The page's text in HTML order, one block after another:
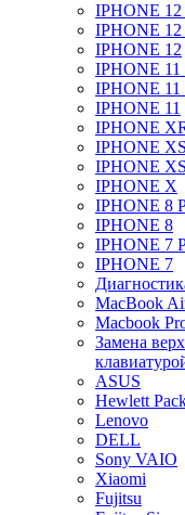
IPHONE 12
IPHONE 12
IPHONE 12
IPHONE 11
IPHONE 11
IPHONE 11
IPHONE
IPHONE
IPHONE XS
IPHONE X
IPHONE 8
IPHONE 8
IPHONE 7
IPHONE 7
MacBook
Macbook
Замена
ASUS
Hewlett
Lenovo
DELL
Sony VAIO
Xiaomi
Fujitsu